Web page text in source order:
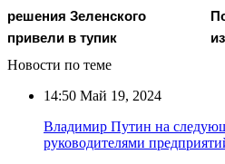
решения Зеленского
привели в тупик
Новости по теме
14:50 Май 19, 2024
Владимир Путин на
руководителями